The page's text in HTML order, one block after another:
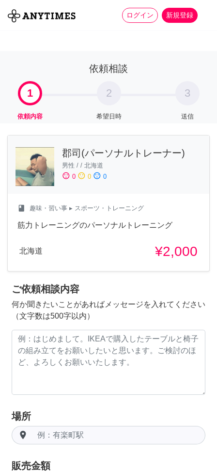
ログイン 新規登録
全て 家事 more_horiz
依頼相談
1
依頼内容
2
希望日時
3
送信
郡司(パーソナルトレーナー)
男性 / / 北海道
sentiment_satisfied 0 sentiment_neutral 0 sentiment_dissatisfied 0
class 趣味・習い事 ▸ スポーツ・トレーニング
筋力トレーニングのパーソナルトレーニング
北海道 ¥2,000
ご依頼相談内容
何か聞きたいことがあればメッセージを入れてください
（文字数は500字以内）
場所
room
販売金額